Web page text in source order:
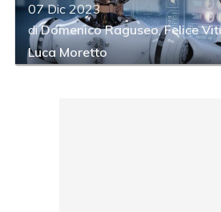
07 Dic 2023
diDomenico Raguseo,Felice
Luca Moretto